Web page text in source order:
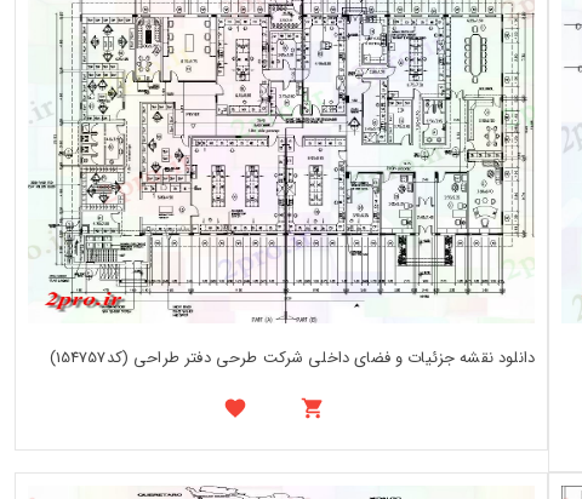
دانلود نقشه جزئیات و فضای داخلی شرکت طرحی دفتر طراحی (کد154757)